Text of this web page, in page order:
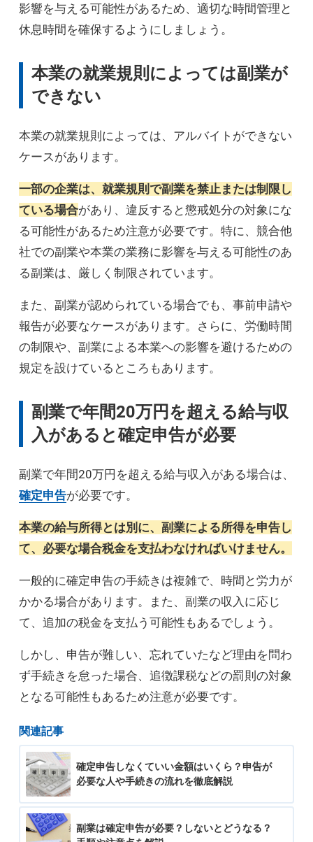
影響を与える可能性があるため、適切な時間管理と
休息時間を確保するようにしましょう。
本業の就業規則によっては副業が
できない
本業の就業規則によっては、アルバイトができない
ケースがあります。
一部の企業は、就業規則で副業を禁止または制限し
ている場合があり、違反すると懲戒処分の対象にな
る可能性があるため注意が必要です。特に、競合他
社での副業や本業の業務に影響を与える可能性のあ
る副業は、厳しく制限されています。
また、副業が認められている場合でも、事前申請や
報告が必要なケースがあります。さらに、労働時間
の制限や、副業による本業への影響を避けるための
規定を設けているところもあります。
副業で年間20万円を超える給与収
入があると確定申告が必要
副業で年間20万円を超える給与収入がある場合は、
確定申告が必要です。
本業の給与所得とは別に、副業による所得を申告し
て、必要な場合税金を支払わなければいけません。
一般的に確定申告の手続きは複雑で、時間と労力が
かかる場合があります。また、副業の収入に応じ
て、追加の税金を支払う可能性もあるでしょう。
しかし、申告が難しい、忘れていたなど理由を問わ
ず手続きを怠った場合、追徴課税などの罰則の対象
となる可能性もあるため注意が必要です。
関連記事
確定申告しなくていい金額はいくら？申告が
必要な人や手続きの流れを徹底解説
副業は確定申告が必要？しないとどうなる？